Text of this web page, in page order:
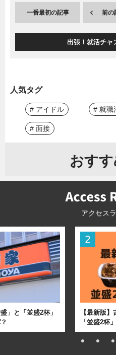
一番最初の記事 前の
出張！就活チャ
人気タグ
# アイドル # 就職
# 面接
おす
アクセス
」と「並盛2杯」
【最新版
「並盛2杯